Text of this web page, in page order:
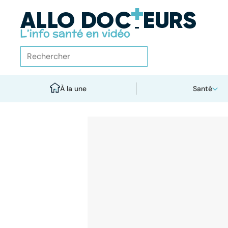
À la une Santé